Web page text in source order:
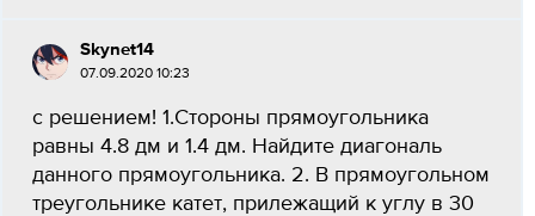
Skynet14
07.09.2020 10:23
с решением! 1.Стороны прямоугольника
равны 4.8 дм и 1.4 дм. Найдите диагональ
данного прямоугольника. 2. В прямоугольном
треугольнике катет, прилежащий к углу в 30